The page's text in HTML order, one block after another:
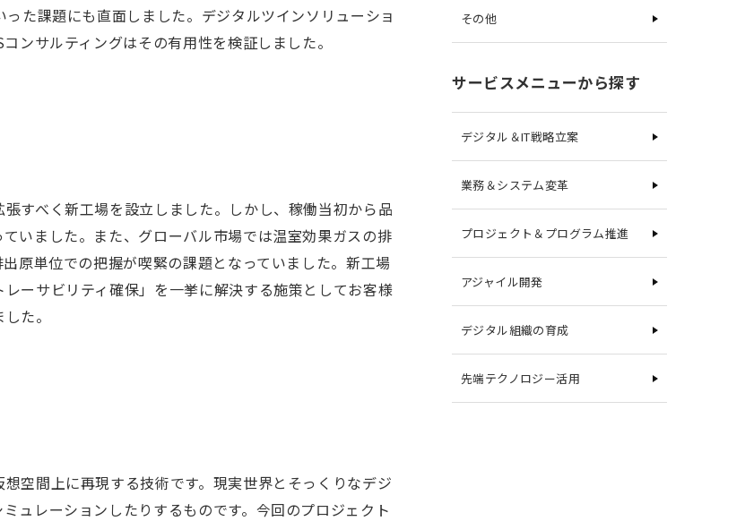
その他
サービスメニューから探す
デジタル＆IT戦略立案
業務＆システム変革
プロジェクト＆プログラム推進
アジャイル開発
デジタル組織の育成
先端テクノロジー活用
た課題にも直面しました。デジタルツインソリューショ
ンサルティングはその有用性を検証しました。
すべく新工場を設立しました。しかし、稼働当初から品
いました。また、グローバル市場では温室効果ガスの排
原単位での把握が喫緊の課題となっていました。新工場
ーサビリティ確保」を一挙に解決する施策としてお客様
た。
空間上に再現する技術です。現実世界とそっくりなデジ
ュレーションしたりするものです。今回のプロジェクト